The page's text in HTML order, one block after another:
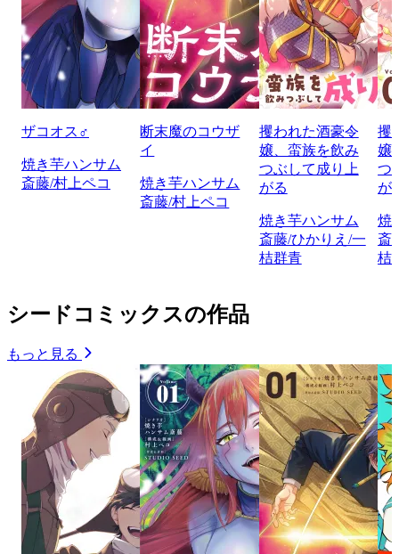
ザコオス♂
焼き芋ハンサム
斎藤/村上ペコ
断末魔のコウザ
イ
焼き芋ハンサム
斎藤/村上ペコ
攫われた酒豪令
嬢、蛮族を飲み
つぶして成り上
がる
焼き芋ハンサム
斎藤/ひかりえ/一
桔群青
攫
嬢
つ
が
焼
斎
桔
シードコミックスの作品
もっと見る